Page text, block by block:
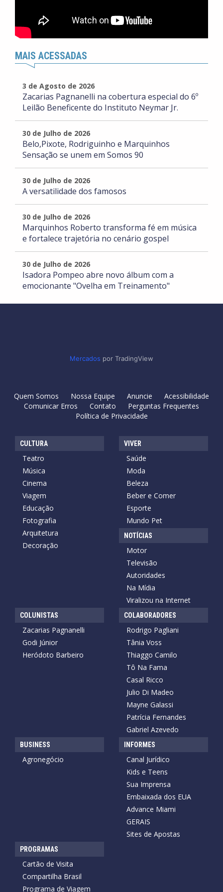
MAIS ACESSADAS
3 de Agosto de 2026
Zacarias Pagnanelli na cobertura especial do 6º
Leilão Beneficente do Instituto Neymar Jr.
30 de Julho de 2026
Belo,Pixote, Rodriguinho e Marquinhos
Sensação se unem em Somos 90
30 de Julho de 2026
A versatilidade dos famosos
30 de Julho de 2026
Marquinhos Roberto transforma fé em música
e fortalece trajetória no cenário gospel
30 de Julho de 2026
Isadora Pompeo abre novo álbum com a
emocionante "Ovelha em Treinamento"
Mercados por TradingView
Quem Somos Nossa Equipe Anuncie
Acessibilidade
Comunicar Erros
Contato
Perguntas Frequentes
Política de Privacidade
CULTURA
Teatro
Música
Cinema
Viagem
Educação
Fotografia
Arquitetura
Decoração
VIVER
Saúde
Moda
Beleza
Beber e Comer
Esporte
Mundo Pet
NOTÍCIAS
Motor
Televisão
Autoridades
Na Mídia
Viralizou na Internet
COLUNISTAS
Zacarias Pagnanelli
Godi Júnior
Heródoto Barbeiro
COLABORADORES
Rodrigo Pagliani
Tânia Voss
Thiaggo Camilo
Tô Na Fama
Casal Ricco
Julio Di Madeo
Mayne Galassi
Patrícia Fernandes
Gabriel Azevedo
BUSINESS
Agronegócio
INFORMES
Canal Jurídico
Kids e Teens
Sua Imprensa
Embaixada dos EUA
Advance Miami
GERAIS
Sites de Apostas
PROGRAMAS
Cartão de Visita
Compartilha Brasil
Programa de Viagem